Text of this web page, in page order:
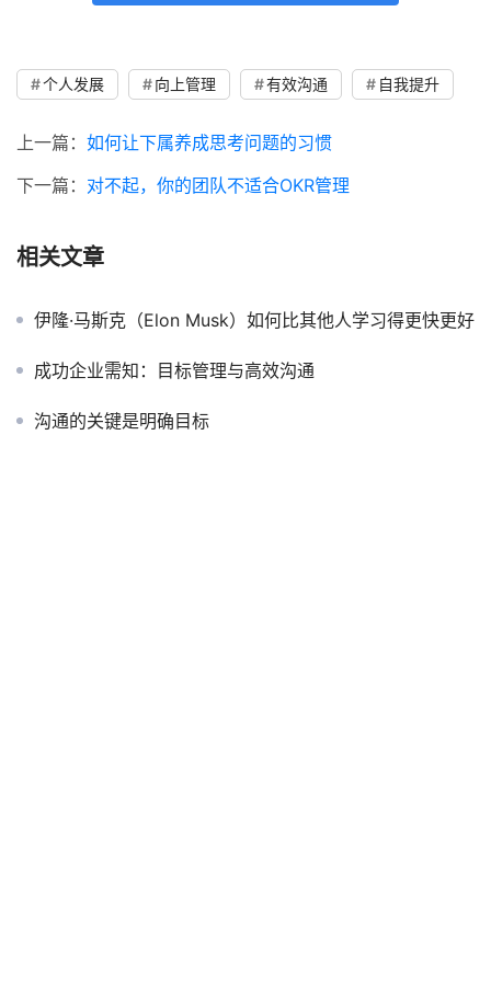
个人发展 向上管理 有效沟通 自我提升
上一篇： 如何让下属养成思考问题的习惯
下一篇： 对不起，你的团队不适合OKR管理
相关文章
伊隆·马斯克（Elon Musk）如何比其他人学习得更快更好
成功企业需知：目标管理与高效沟通
沟通的关键是明确目标